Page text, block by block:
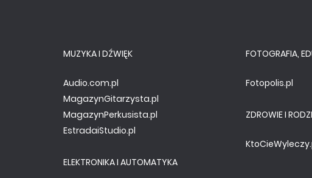
MUZYKA I DŹWIĘK
Audio.com.pl
MagazynGitarzysta.pl
MagazynPerkusista.pl
EstradaiStudio.pl
ELEKTRONIKA I AUTOMATYKA
FOTOGRAFIA,
Fotopolis.pl
ZDROWIE I